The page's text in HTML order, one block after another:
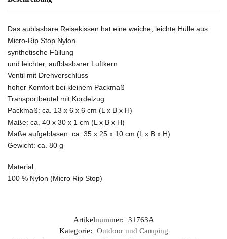
Das aublasbare Reisekissen hat eine weiche, leichte Hülle aus
Micro-Rip Stop Nylon
synthetische Füllung
und leichter, aufblasbarer Luftkern
Ventil mit Drehverschluss
hoher Komfort bei kleinem Packmaß
Transportbeutel mit Kordelzug
Packmaß: ca. 13 x 6 x 6 cm (L x B x H)
Maße: ca. 40 x 30 x 1 cm (L x B x H)
Maße aufgeblasen: ca. 35 x 25 x 10 cm (L x B x H)
Gewicht: ca. 80 g
Material:
100 % Nylon (Micro Rip Stop)
Artikelnummer:
31763A
Kategorie:
Outdoor und Camping